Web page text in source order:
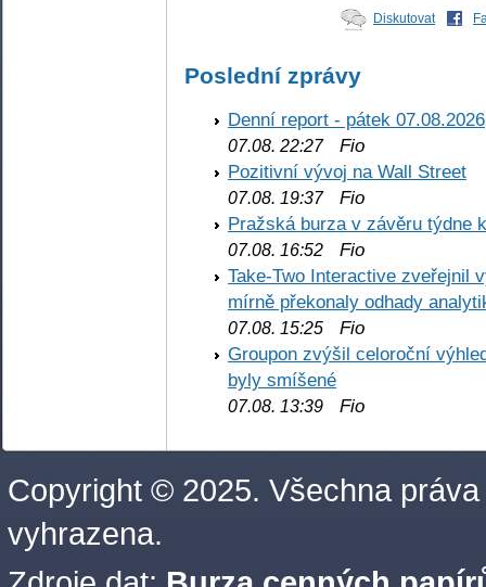
Diskutovat
Poslední zprávy
Denní report - pátek 07.08.2026
07.08. 22:27Fio
Pozitivní vývoj na Wall Street
07.08. 19:37Fio
Pražská burza v závěru týdne
07.08. 16:52 Fio
Take-Two Interactive zveřejnil
mírně překonaly odhady
07.08. 15:25 Fio
Groupon zvýšil celoroční
byly smíšené
07.08. 13:39 Fio
Copyright © 2025. Všechna práva
vyhrazena.